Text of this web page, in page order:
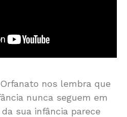
nos lembra que
nunca seguem em
sua infância parece